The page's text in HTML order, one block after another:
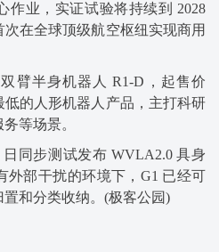
作业，实证试验将持续到 2028
在全球顶级航空枢纽实现商用
臂半身机器人 R1-D，起售价
低的人形机器人产品，主打科研
等场景。
同步测试发布 WVLA2.0 具身
外部干扰的环境下，G1 已经可
和分类收纳。(极客公园)